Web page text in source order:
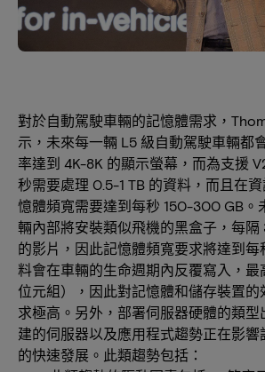
對於自動駕駛車輛的記憶體需求，
示，未來每一輛 L5 級自動駕駛車輛都
率達到 4K-8K 的顯示螢幕，而為支援
秒需要處理 0.5-1 TB 的資料，而且在
憶體頻寬需要達到每秒 150-300 GB。
輛內部將安裝類似飛機的黑盒子，每
的影片，因此記憶體頻寬要求將達到每
料會在車輛的生命週期內反覆寫入，最
位元組），因此對記憶體和儲存裝置的
求極高。另外，部署伺服器硬體的類
建的伺服器以及應用程式趨勢正在影響
的快速發展。此類趨勢包括：